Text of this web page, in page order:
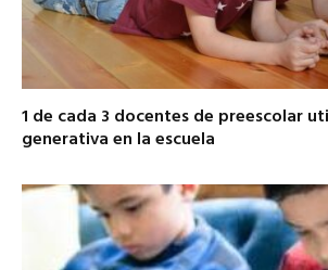
1 de cada 3 docentes de preescolar
generativa en la escuela